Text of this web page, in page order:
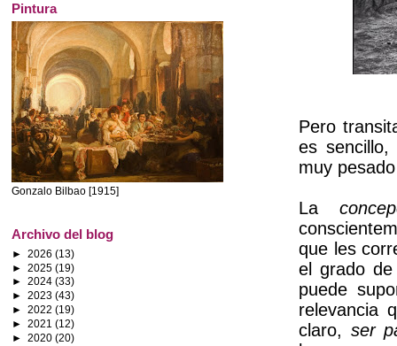
Pero
es
muy
La
que les
el grado
puede
relevancia
claro, ser
Pintura
Gonzalo Bilbao [1915]
Archivo del blog
► 2026 (13)
► 2025 (19)
► 2024 (33)
► 2023 (43)
► 2022 (19)
► 2021 (12)
► 2020 (20)